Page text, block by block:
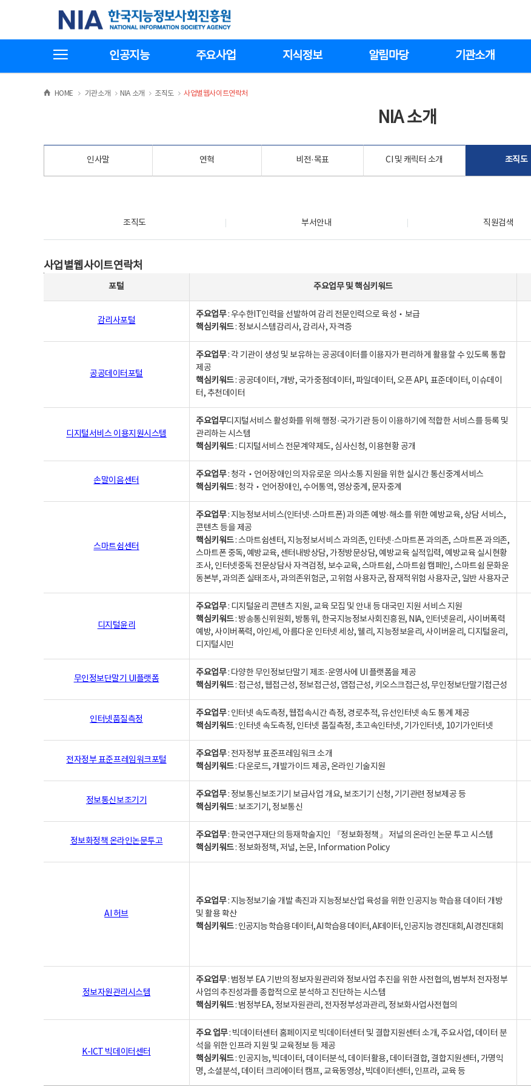
기
한국지능정보사회진흥원
인공지능 주요사업 지식정보 알림마당 기관소개
HOME >
기관소개 >NIA 소개 >
조직도 >
사업별웹사이트연락처
NIA 소개
인사말 연혁 비전·목표 CI 및 캐릭터 소개 조직도
조직도 부서안내 직원검색
사업별웹사이트연락처
포털 주요업무및핵심키워드
감리사포털
주요업무: 우수한IT인력을 선발하여 감리 전문인력으로 육성‧보급
핵심키워드: 정보시스템감리사, 감리사, 자격증
공공데이터포털
주요업무: 각 기관이 생성 및 보유하는 공공데이터를 이용자가 편리하게 활용할 수 있도록 통합
제공
핵심키워드: 공공데이터, 개방, 국가중점데이터, 파일데이터, 오픈 API, 표준데이터, 이슈데이
터, 추천데이터
디지털서비스 이용지원시스템
주요업무디지털서비스 활성화를 위해 행정·국가기관 등이 이용하기에 적합한 서비스를 등록 및
관리하는 시스템
핵심키워드: 디지털서비스 전문계약제도, 심사신청, 이용현황 공개
손말이음센터
주요업무: 청각‧언어장애인의 자유로운 의사소통 지원을 위한 실시간 통신중계서비스
핵심키워드: 청각‧언어장애인, 수어통역, 영상중계, 문자중계
스마트쉼센터
주요업무: 지능정보서비스(인터넷·스마트폰) 과의존 예방·해소를 위한 예방교육, 상담 서비스,
콘텐츠 등을 제공
핵심키워드: 스마트쉼센터, 지능정보서비스 과의존, 인터넷·스마트폰 과의존, 스마트폰 과의존,
스마트폰 중독, 예방교육, 센터내방상담, 가정방문상담, 예방교육 실적입력, 예방교육 실시현황
조사, 인터넷중독 전문상담사 자격검정, 보수교육, 스마트쉼, 스마트쉼 캠페인, 스마트쉼 문화운
동본부, 과의존 실태조사, 과의존위험군, 고위험 사용자군, 잠재적위험 사용자군, 일반 사용자군
디지털윤리
주요업무: 디지털윤리 콘텐츠 지원, 교육 모집 및 안내 등 대국민 지원 서비스 지원
핵심키워드: 방송통신위원회, 방통위, 한국지능정보사회진흥원, NIA, 인터넷윤리, 사이버폭력
예방, 사이버폭력, 아인세, 아름다운 인터넷 세상, 웰리, 지능정보윤리, 사이버윤리, 디지털윤리,
디지털시민
무인정보단말기 UI플랫폼
주요업무: 다양한 무인정보단말기 제조·운영사에 UI 플랫폼을 제공
핵심키워드: 접근성, 웹접근성, 정보접근성, 앱접근성, 키오스크접근성, 무인정보단말기접근성
인터넷품질측정
주요업무: 인터넷 속도측정, 웹접속시간 측정, 경로추적, 유선인터넷 속도 통계 제공
핵심키워드: 인터넷 속도측정, 인터넷 품질측정, 초고속인터넷, 기가인터넷, 10기가인터넷
전자정부 표준프레임워크포털
주요업무: 전자정부 표준프레임워크 소개
핵심키워드: 다운로드, 개발가이드 제공, 온라인 기술지원
정보통신보조기기
주요업무: 정보통신보조기기 보급사업 개요, 보조기기 신청, 기기관련 정보제공 등
핵심키워드: 보조기기, 정보통신
정보화정책 온라인논문투고
주요업무: 한국연구재단의 등재학술지인 『정보화정책』 저널의 온라인 논문 투고 시스템
핵심키워드: 정보화정책, 저널, 논문, Information Policy
AI 허브
주요업무: 지능정보기술 개발 촉진과 지능정보산업 육성을 위한 인공지능 학습용 데이터 개방
및 활용 확산
핵심키워드: 인공지능 학습용 데이터, AI 학습용 데이터, AI데이터, 인공지능 경진대회, AI 경진대회
정보자원관리시스템
주요업무: 범정부 EA 기반의 정보자원관리와 정보사업 추진을 위한 사전협의, 범부처 전자정부
사업의 추진성과를 종합적으로 분석하고 진단하는 시스템
핵심키워드: 범정부EA, 정보자원관리, 전자정부성과관리, 정보화사업사전협의
K-ICT 빅데이터센터
주요 업무: 빅데이터센터 홈페이지로 빅데이터센터 및 결합지원센터 소개, 주요사업, 데이터 분
석을 위한 인프라 지원 및 교육정보 등 제공
핵심키워드: 인공지능, 빅데이터, 데이터분석, 데이터활용, 데이터결합, 결합지원센터, 가명익
명, 소셜분석, 데이터 크리에이터 캠프, 교육동영상, 빅데이터센터, 인프라, 교육 등